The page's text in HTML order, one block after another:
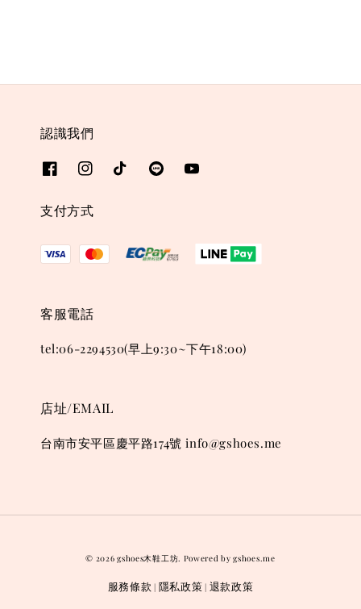
認識我們
支付方式
客服電話
tel:06-2294530(早上9:30~下午18:00)
店址/EMAIL
台南市安平區慶平路174號 info@gshoes.me
© 2026 gshoes木鞋工坊. Powered by gshoes.me
服務條款 | 隱私政策 | 退款政策